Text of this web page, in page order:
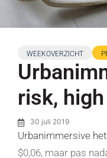
WEEKOVERZICHT
risk,
30 juli 2019
Urbanimmersive
$0,06, maar pas